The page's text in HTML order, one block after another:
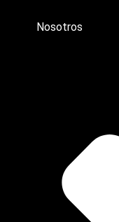
Nosotros